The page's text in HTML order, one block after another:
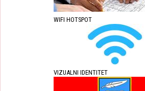
WIFI HOTSPOT
VIZUALNI IDENTITET